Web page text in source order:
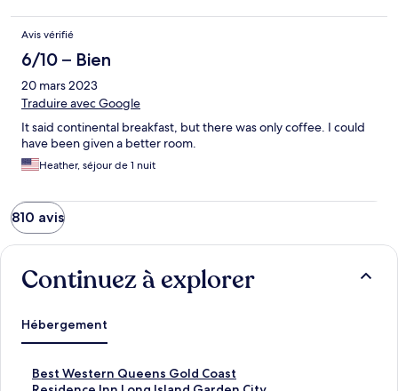
Avis vérifié
6/10 – Bien
20 mars 2023
Traduire avec Google
It said continental breakfast, but there was only coffee. I could
have been given a better room.
Heather, séjour de 1 nuit
810 avis
Continuez à explorer
Hébergement
Best Western Queens Gold Coast
B